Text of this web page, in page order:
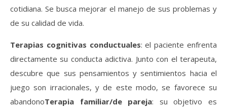
cotidiana. Se busca mejorar el manejo de sus problemas y
de su calidad de vida.
Terapias cognitivas conductuales: el paciente enfrenta
directamente su conducta adictiva. Junto con el terapeuta,
descubre que sus pensamientos y sentimientos hacia el
juego son irracionales, y de este modo, se favorece su
abandonoTerapia familiar/de pareja: su objetivo es